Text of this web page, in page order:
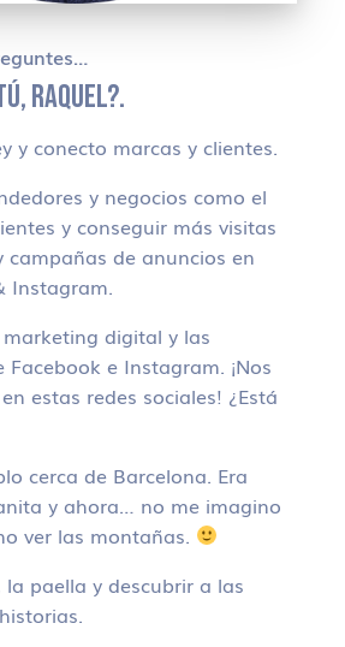
RAQUEL?.
y conecto marcas y clientes.
y negocios como el
y conseguir más visitas
campañas de anuncios en
Instagram.
digital y las
e Instagram. ¡Nos
estas redes sociales! ¿Está
cerca de Barcelona. Era
y ahora… no me imagino
ver las montañas.
paella y descubrir a las